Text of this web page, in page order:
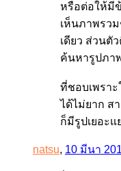
หรือต่อให้มี
เห็นภาพรว
เดียว ส่วนตั
ค้นหารูปภา
ที่ชอบเพราะ
ได้ไม่ยาก ส
ก็มีรูปเยอะแ
natsu, 10 มีนา